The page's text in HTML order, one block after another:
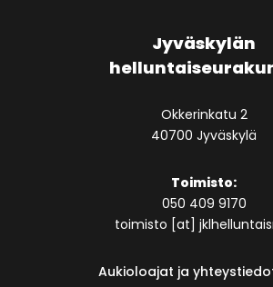
Jyväskylän
Okkerinkatu 2
40700 Jyväskylä
Toimisto:
050 409 9170
toimisto [at]
Aukioloajat ja